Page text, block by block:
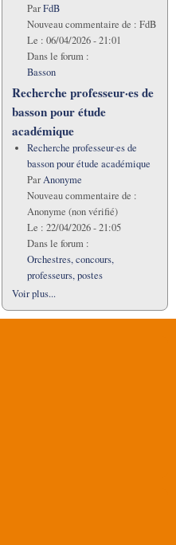
ParFdB
Nouveau commentaire de : FdB
Le : 06/04/2026 - 21:01
Dans le forum :
Basson
Recherche professeur·es de
basson pour étude
académique
Recherche professeur·es de
basson pour étude académique
ParAnonyme
Nouveau commentaire de :
Anonyme (non vérifié)
Le : 22/04/2026 - 21:05
Dans le forum :
Orchestres, concours,
professeurs, postes
Voir plus...